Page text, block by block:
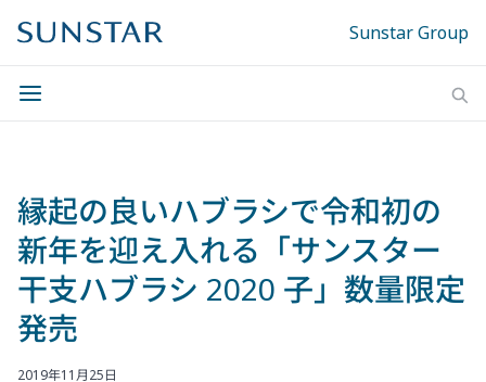
Sunstar Group
縁起の良いハブラシで令和初の
新年を迎え入れる「サンスター
干支ハブラシ 2020 子」数量限定
発売
2019年11月25日